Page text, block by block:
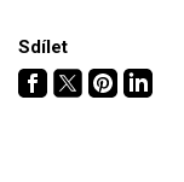
Sdílet